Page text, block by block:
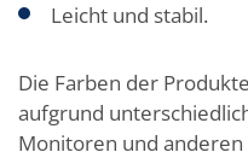
Leicht und stabil.
Die Farben der
aufgrund
Monitoren und